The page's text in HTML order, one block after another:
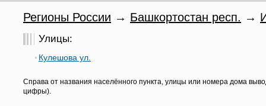
Регионы России → Башкортостан респ. →
Улицы:
Кулешова ул.
Справа от названия населённого пункта, улицы или номера дома
цифры).